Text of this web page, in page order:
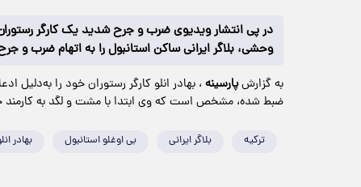
در پی انتشار ویدیوی ضرب‌ و جرح شدید یک کارگر رستوران
وحشی، بلاگر ایرانی ساکن استانبول را به اتهام ضرب و
به گزارشپارسینه ، بهادر انلو کارگر رستوران خود را
ضبط شده، مشخص است که وی ابتدا با مشت و لگد به کارمند
ترکیه بلاگر ایرانی بی اوغلو استانبول بهادر